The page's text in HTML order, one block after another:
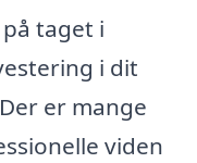
taget i
i dit
er mange
viden